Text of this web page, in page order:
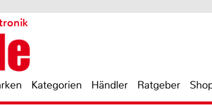
Kategorien Händler Ratgeber